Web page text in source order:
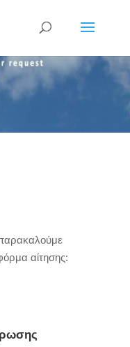
παρακαλούμε
αίτησης: